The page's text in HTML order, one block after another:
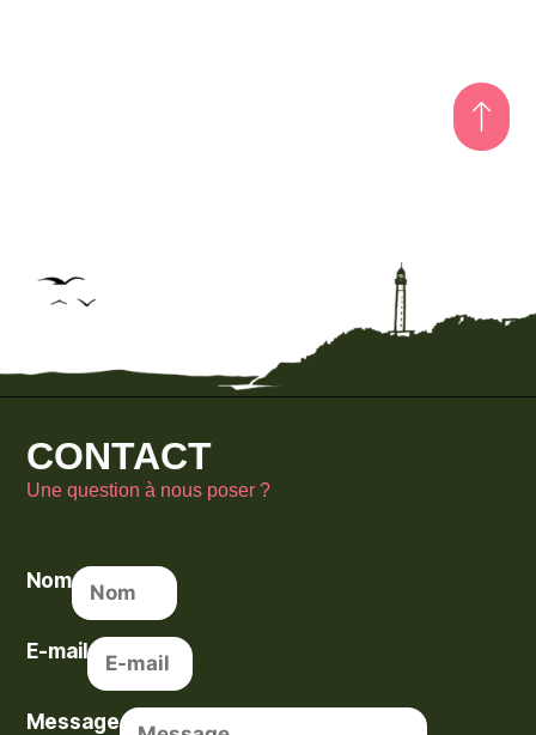
CONTACT
Une question à nous poser ?
Nom
E-mail
Message